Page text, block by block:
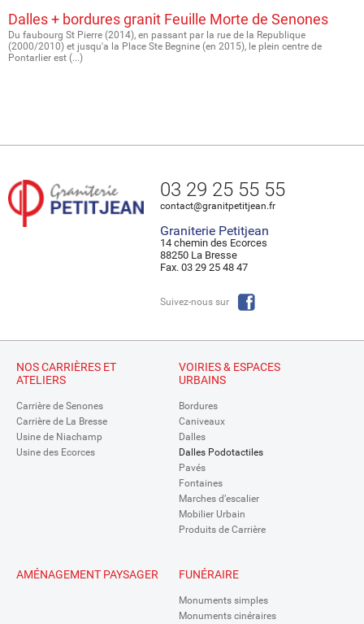
Dalles + bordures granit Feuille Morte de Senones
Du faubourg St Pierre (2014), en passant par la rue de la Republique
(2000/2010) et jusqu'a la Place Ste Begnine (en 2015), le plein centre de
Pontarlier est (...)
03 29 25 55 55
contact@granitpetitjean.fr
Graniterie Petitjean
14 chemin des Ecorces
88250 La Bresse
Fax. 03 29 25 48 47
Suivez-nous sur
NOS CARRIÈRES ET
ATELIERS
Carrière de Senones
Carrière de La Bresse
Usine de Niachamp
Usine des Ecorces
VOIRIES & ESPACES
URBAINS
Bordures
Caniveaux
Dalles
Dalles Podotactiles
Pavés
Fontaines
Marches d’escalier
Mobilier Urbain
Produits de Carrière
AMÉNAGEMENT PAYSAGER FUNÉRAIRE
Monuments simples
Monuments cinéraires